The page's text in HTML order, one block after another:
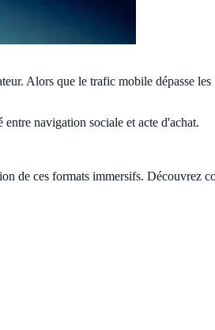
Alors que le trafic mobile dépasse
navigation sociale et acte d'achat.
de ces formats immersifs. Découvrez